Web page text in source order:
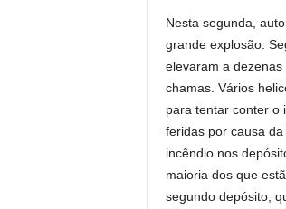
Nesta segunda,
grande explosão.
elevaram a
chamas. Vários
para tentar conter o
feridas por causa
incêndio nos
maioria dos que
segundo depósito,